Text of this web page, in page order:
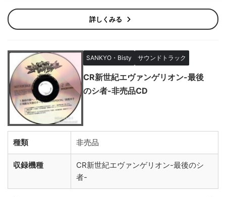
詳しくみる
SANKYO・Bisty サウンドトラック
CR新世紀エヴァンゲリオン-最後
のシ者-非売品CD
種類 非売品
収録機種
CR新世紀エヴァンゲリオン-最後のシ
者-